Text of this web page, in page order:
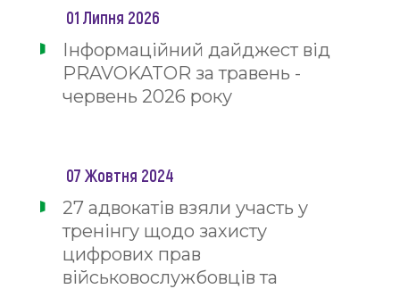
01 Липня 2026
Інформаційний дайджест від
PRAVOKATOR за травень -
червень 2026 року
07 Жовтня 2024
27 адвокатів взяли участь у
тренінгу щодо захисту
цифрових прав
військовослужбовців та